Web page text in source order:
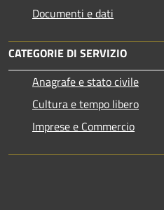
Documenti e dati
CATEGORIE DI SERVIZIO
Anagrafe e stato civile
Cultura e tempo libero
Imprese e Commercio